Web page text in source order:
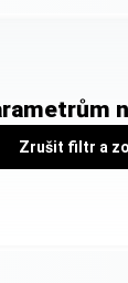
Zrušit filtr a